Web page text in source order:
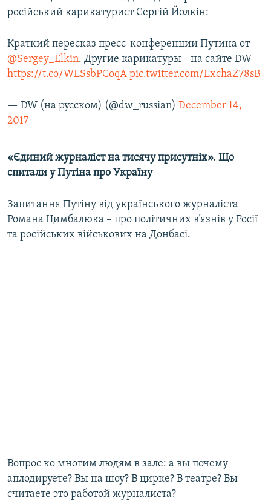
російський карикатурист Сергій Йолкін:
Краткий пересказ пресс-конференции Путина от
@Sergey_Elkin. Другие карикатуры - на сайте DW
https://t.co/WESsbPCoqA pic.twitter.com/ExchaZ78sB
— DW (на русском) (@dw_russian) December 14,
2017
«Єдиний журналіст на тисячу присутніх». Що
спитали у Путіна про Україну
Запитання Путіну від українського журналіста
Романа Цимбалюка – про політичних в’язнів у Росії
та російських військових на Донбасі.
Вопрос ко многим людям в зале: а вы почему
аплодируете? Вы на шоу? В цирке? В театре? Вы
считаете это работой журналиста?